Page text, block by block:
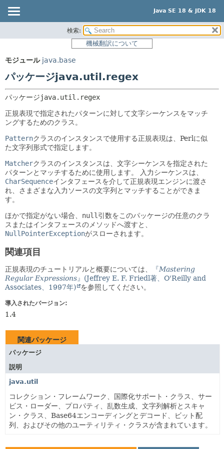
Java SE 18 & JDK 18
パッケージ
クラス
使用
ツリー
プレビュー
新規
索引
ヘルプ
パッケージ:
説明
クラスとインタフェース
検索:
機械翻訳について
モジュール java.base
パッケージjava.util.regex
パッケージjava.util.regex
正規表現で指定されたパターンに対して文字シーケンスをマッチ
ングするためのクラス。
Patternクラスのインスタンスで使用する正規表現は、Perlに似
た文字列形式で指定します。
Matcherクラスのインスタンスは、文字シーケンスを指定された
パターンとマッチするために使用します。
入力シーケンスは、
CharSequenceインタフェースを介して正規表現エンジンに渡さ
れ、さまざまな入力ソースの文字列とマッチすることができま
す。
ほかで指定がない場合、 null 引数をこのパッケージの任意のクラ
スまたはインタフェースのメソッドへ渡すと、
NullPointerExceptionがスローされます。
関連項目
正規表現のチュートリアルと概要については、 『Mastering
Regular Expressions』(Jeffrey E. F. Friedl著、O'Reilly and
Associates、1997年)
を参照してください。
導入されたバージョン:
1.4
関連パッケージ
パッケージ
説明
java.util
コレクション・フレームワーク、国際化サポート・クラス、サー
ビス・ローダー、プロパティ、乱数生成、文字列解析とスキャ
ン・クラス、Base64エンコーディングとデコード、ビット配
列、およびその他のユーティリティ・クラスが含まれています。